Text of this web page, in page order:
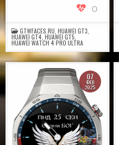
0
GTWFACES.RU ,HUAWEI GT3
HUAWEI GT4 ,HUAWEI GT5
HUAWEI WATCH 4 PRO ULTRA
07
ФЕВ
2025